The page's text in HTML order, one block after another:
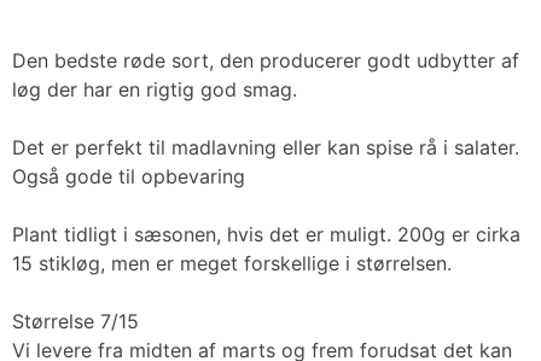
Den bedste røde sort, den producerer godt udbytter af
løg der har en rigtig god smag.
Det er perfekt til madlavning eller kan spise rå i salater.
Også gode til opbevaring
Plant tidligt i sæsonen, hvis det er muligt. 200g er cirka
15 stikløg, men er meget forskellige i størrelsen.
Størrelse 7/15
Vi levere fra midten af marts og frem forudsat det kan